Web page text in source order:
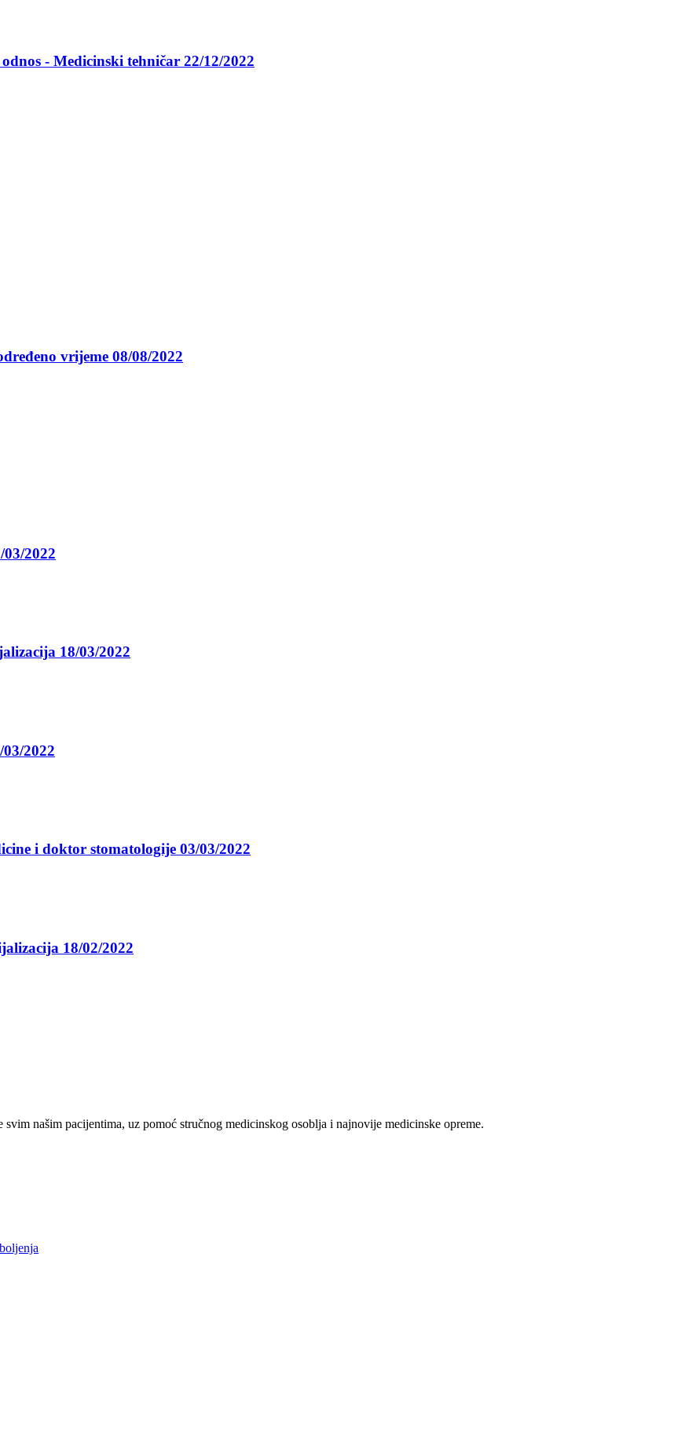
- Medicinski tehničar 22/12/2022
vrijeme 08/08/2022
2022
18/03/2022
2022
i doktor stomatologije 03/03/2022
18/02/2022
našim pacijentima, uz pomoć stručnog medicinskog osoblja i najnovije medicinske opreme.